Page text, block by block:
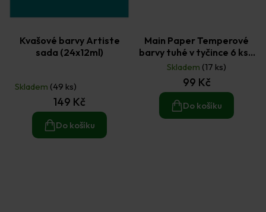
Kvašové barvy Artiste
sada (24x12ml)
hodnocení
produktu
Skladem (49 ks)
149 Kč
Do košíku
Main Paper Temperové
barvy tuhé v tyčince 6 ks -
základní
Skladem (17 ks)
99 Kč
Do košíku